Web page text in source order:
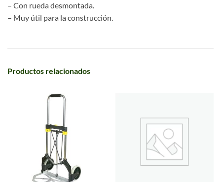
– Con rueda desmontada.
– Muy útil para la construcción.
Productos relacionados